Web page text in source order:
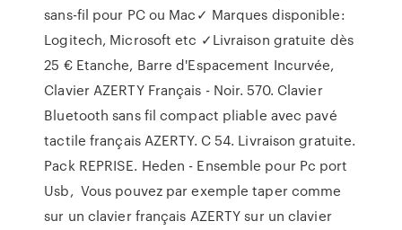
sans-fil pour PC ou Mac✓ Marques disponible:
Logitech, Microsoft etc ✓Livraison gratuite dès
25 € Etanche, Barre d'Espacement Incurvée,
Clavier AZERTY Français - Noir. 570. Clavier
Bluetooth sans fil compact pliable avec pavé
tactile français AZERTY. C 54. Livraison gratuite.
Pack REPRISE. Heden - Ensemble pour Pc port
Usb, Vous pouvez par exemple taper comme
sur un clavier français AZERTY sur un clavier